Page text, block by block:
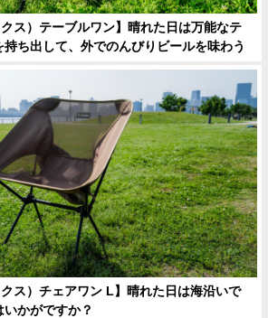
ス）テーブルワン】晴れた日は万能なテ
ち出して、外でのんびりビールを味わう
ス）チェアワン L】晴れた日は海沿いで
かがですか？